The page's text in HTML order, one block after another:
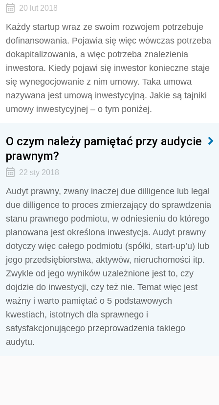
20 lut 2018
Każdy startup wraz ze swoim rozwojem potrzebuje
dofinansowania. Pojawia się więc wówczas potrzeba
dokapitalizowania, a więc potrzeba znalezienia
inwestora. Kiedy pojawi się inwestor konieczne staje
się wynegocjowanie z nim umowy. Taka umowa
nazywana jest umową inwestycyjną. Jakie są tajniki
umowy inwestycyjnej – o tym poniżej.
O czym należy pamiętać przy audycie
prawnym?
22 sty 2018
Audyt prawny, zwany inaczej due dilligence lub legal
due dilligence to proces zmierzający do sprawdzenia
stanu prawnego podmiotu, w odniesieniu do którego
planowana jest określona inwestycja. Audyt prawny
dotyczy więc całego podmiotu (spółki, start-up’u) lub
jego przedsiębiorstwa, aktywów, nieruchomości itp.
Zwykle od jego wyników uzależnione jest to, czy
dojdzie do inwestycji, czy też nie. Temat więc jest
ważny i warto pamiętać o 5 podstawowych
kwestiach, istotnych dla sprawnego i
satysfakcjonującego przeprowadzenia takiego
audytu.